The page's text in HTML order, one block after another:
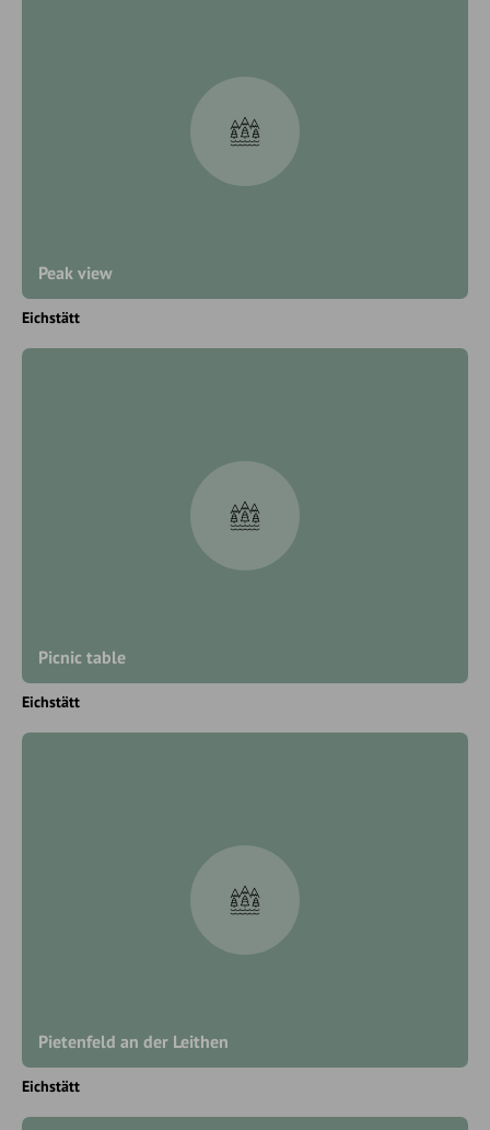
Peak view
Eichstätt
Picnic table
Eichstätt
Pietenfeld an der Leithen
Eichstätt